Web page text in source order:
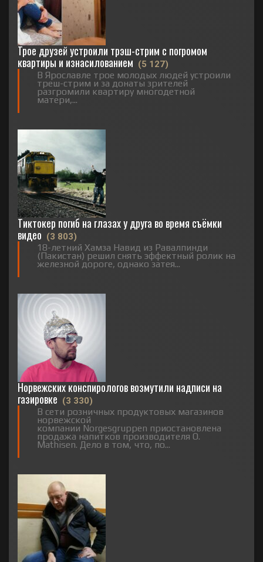
Трое друзей устроили трэш-стрим с погромом
квартиры и изнасилованием (5 127)
В Ярославле трое молодых людей устроили
треш-стрим и за донаты зрителей
разгромили квартиру многодетной
матери,...
Тиктокер погиб на глазах у друга во время съёмки
видео (3 803)
18-летний Хамза Навид из Равалпинди
(Пакистан) решил снять эффектный ролик на
железной дороге, однако затея...
Норвежских конспирологов возмутили надписи на
газировке (3 330)
В сети розничных продуктовых магазинов
норвежской
компании Norgesgruppen приостановлена
продажа напитков производителя O.
Mathisen. Дело в том, что, по...